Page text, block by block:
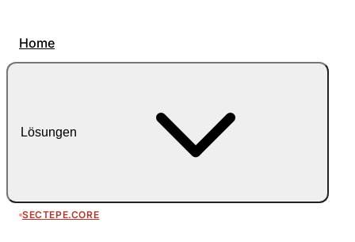
Home
Lösungen
SECTEPE.CORE